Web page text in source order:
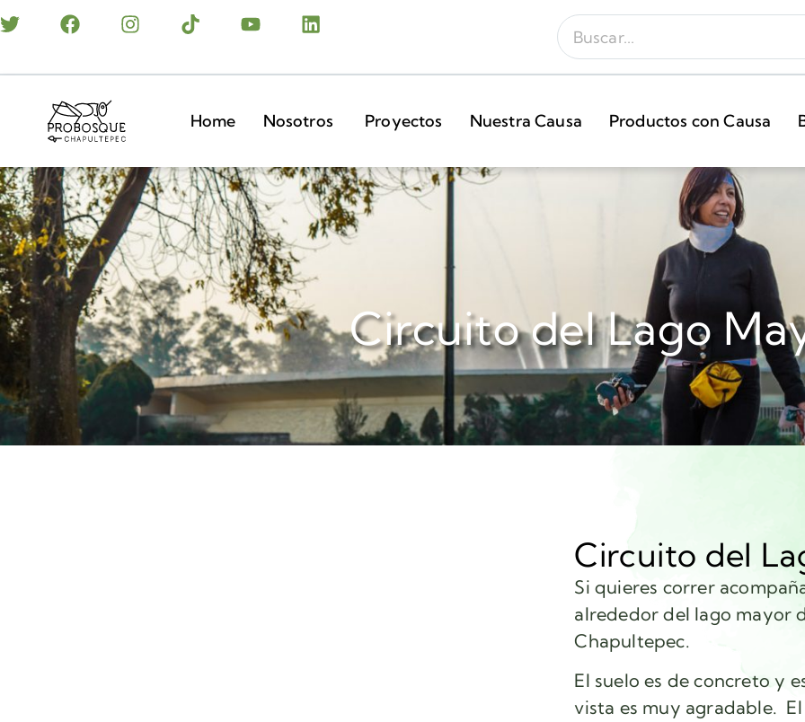
Home Nosotros Proyectos Nuestra Causa Productos con Causa
Circuito del Lago
Circuito del
Si quieres correr
alrededor del lago mayor
Chapultepec.
El suelo es de concreto y
vista es muy agradable.